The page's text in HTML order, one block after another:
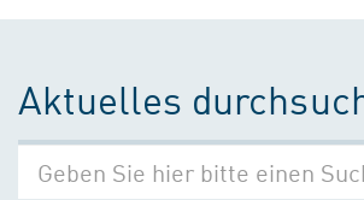
Aktuelles